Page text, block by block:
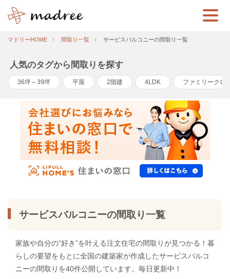
マドリーHOME 間取り一覧 サービスバルコニーの間取り一覧
人気のタグから間取りを探す
36坪～39坪 平屋 2階建 4LDK ファミリークロ
サービスバルコニーの間取り一覧
家族や自分の”好き”を叶える注文住宅の間取りが見つかる！暮
らしの要望をもとに全国の建築家が作成したサービスバルコ
ニーの間取りを40件公開しています。毎日更新中！